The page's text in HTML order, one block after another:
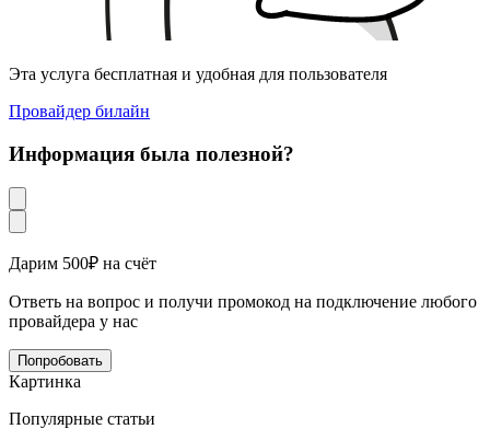
Эта услуга бесплатная и удобная для пользователя
Провайдер билайн
Информация была полезной?
Дарим 500₽ на счёт
Ответь на вопрос и получи промокод на подключение любого
провайдера у нас
Попробовать
Картинка
Популярные статьи